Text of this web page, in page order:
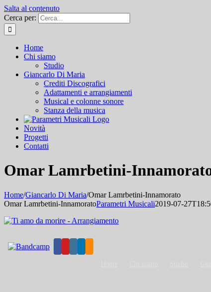
Salta al contenuto
Cerca per:
Home
Chi siamo
Studio
Giancarlo Di Maria
Crediti Discografici
Adattamenti e arrangiamenti
Musical e colonne sonore
Stanza della musica
Novità
Progetti
Contatti
Omar Lamrbetini-
Home/Giancarlo Di Maria/Omar Lamrbetini-Innamorato
Omar Lamrbetini-InnamoratoParametri Musicali2019-07-